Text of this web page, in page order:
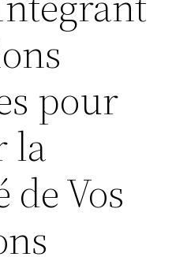
pour
la
Vos